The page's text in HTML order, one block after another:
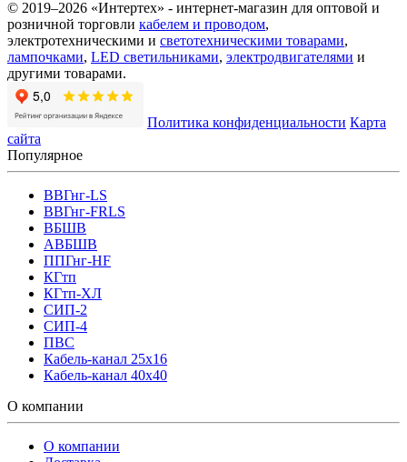
© 2019–2026 «Интертех» - интернет-магазин для оптовой и
розничной торговли кабелем и проводом,
электротехническими и светотехническими товарами,
лампочками, LED светильниками, электродвигателями и
другими товарами.
Политика конфиденциальности Карта
сайта
Популярное
ВВГнг-LS
ВВГнг-FRLS
ВБШВ
АВБШВ
ППГнг-HF
КГтп
КГтп-ХЛ
СИП-2
СИП-4
ПВС
Кабель-канал 25х16
Кабель-канал 40х40
О компании
О компании